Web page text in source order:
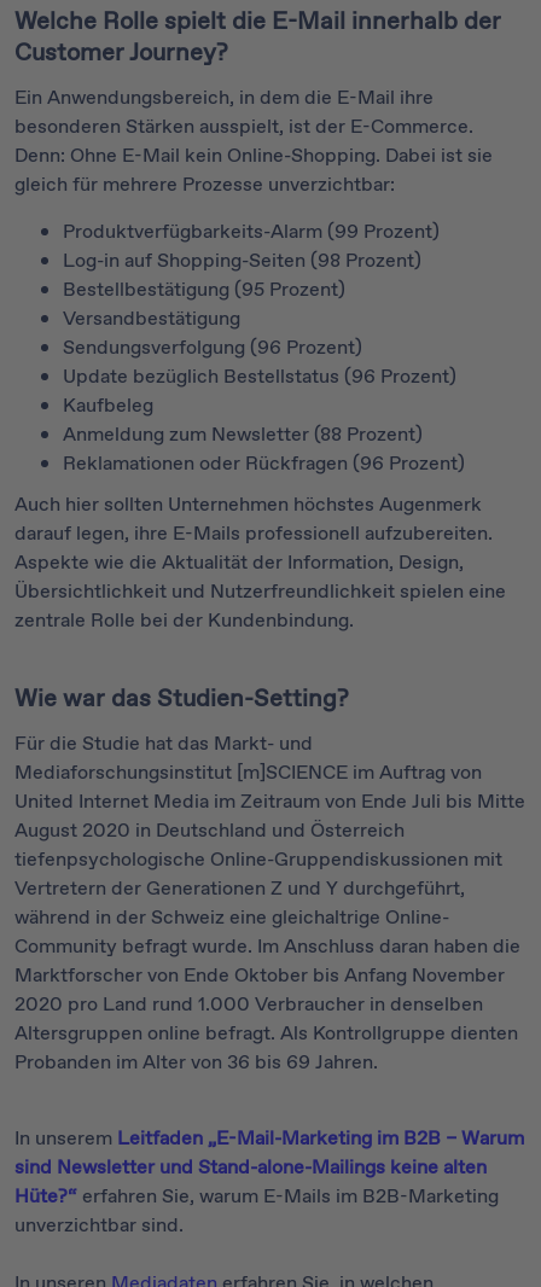
Welche Rolle spielt die E-Mail innerhalb der
Customer Journey?
Ein Anwendungsbereich, in dem die E-Mail ihre
besonderen Stärken ausspielt, ist der E-Commerce.
Denn: Ohne E-Mail kein Online-Shopping. Dabei ist sie
gleich für mehrere Prozesse unverzichtbar:
Produktverfügbarkeits-Alarm (99 Prozent)
Log-in auf Shopping-Seiten (98 Prozent)
Bestellbestätigung (95 Prozent)
Versandbestätigung
Sendungsverfolgung (96 Prozent)
Update bezüglich Bestellstatus (96 Prozent)
Kaufbeleg
Anmeldung zum Newsletter (88 Prozent)
Reklamationen oder Rückfragen (96 Prozent)
Auch hier sollten Unternehmen höchstes Augenmerk
darauf legen, ihre E-Mails professionell aufzubereiten.
Aspekte wie die Aktualität der Information, Design,
Übersichtlichkeit und Nutzerfreundlichkeit spielen eine
zentrale Rolle bei der Kundenbindung.
Wie war das Studien-Setting?
Für die Studie hat das Markt- und
Mediaforschungsinstitut [m]SCIENCE im Auftrag von
United Internet Media im Zeitraum von Ende Juli bis Mitte
August 2020 in Deutschland und Österreich
tiefenpsychologische Online-Gruppendiskussionen mit
Vertretern der Generationen Z und Y durchgeführt,
während in der Schweiz eine gleichaltrige Online-
Community befragt wurde. Im Anschluss daran haben die
Marktforscher von Ende Oktober bis Anfang November
2020 pro Land rund 1.000 Verbraucher in denselben
Altersgruppen online befragt. Als Kontrollgruppe dienten
Probanden im Alter von 36 bis 69 Jahren.
In unserem Leitfaden „E-Mail-Marketing im B2B – Warum
sind Newsletter und Stand-alone-Mailings keine alten
Hüte?“ erfahren Sie, warum E-Mails im B2B-Marketing
unverzichtbar sind.